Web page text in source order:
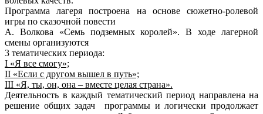
Программа лагеря построена на основе сюжетно-ролевой
игры по сказочной повести
А. Волкова «Семь подземных королей». В ходе лагерной
смены организуются
3 тематических периода:
I «Я все смогу»;
II «Если с другом вышел в путь»;
III «Я, ты, он, она – вместе целая страна».
Деятельность в каждый тематический период направлена на
решение общих задач программы и логически продолжает